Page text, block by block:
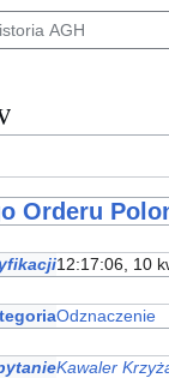
Orderu
12:17:06, 10
Odznaczenie
Kawaler